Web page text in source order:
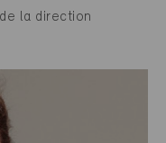
la direction